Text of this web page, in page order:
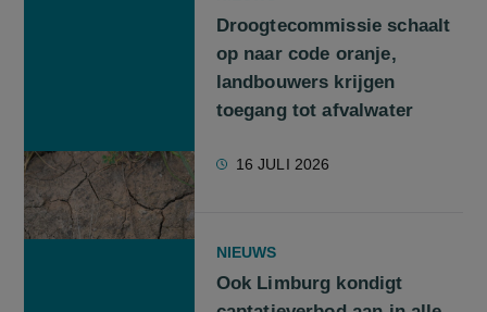
Droogtecommissie schaalt
op naar code oranje,
landbouwers krijgen
toegang tot afvalwater
16 JULI 2026
NIEUWS
Ook Limburg kondigt